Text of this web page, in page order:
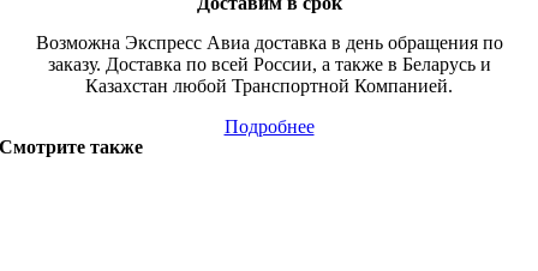
Возможна Экспресс Авиа доставка в день обращения по
заказу. Доставка по всей России, а также в Беларусь и
Казахстан любой Транспортной Компанией.
Подробнее
Смотрите также